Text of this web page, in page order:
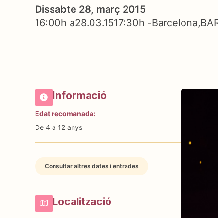
Dissabte 28, març 2015
16:00h a28.03.1517:30h -Barcelona
Informació
Edat recomanada:
De 4 a 12 anys
Consultar altres dates i entrades
Localització